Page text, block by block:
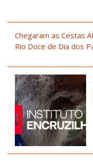
Chegaram as Cestas
Rio Doce de Dia dos